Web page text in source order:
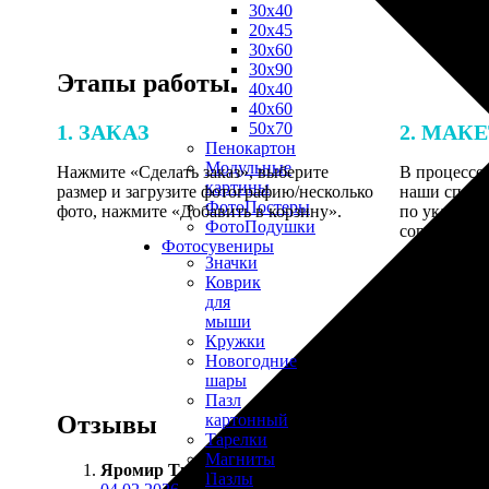
30х40
20х45
30х60
30х90
40х40
40х60
50х70
Пенокартон
Модульные
картины
ФотоПостеры
ФотоПодушки
Фотоcувениры
Значки
Коврик
для
мыши
Кружки
Новогодние
шары
Пазл
картонный
Тарелки
Магниты
Пазлы
Этапы работы
1. ЗАКАЗ
Нажмите «Сделать заказ», выберите
размер и загрузите фотографию/несколько
фото, нажмите «Добавить в корзину».
2.
В процессе
наши
по
Отзывы
Яромир Ткачёв :